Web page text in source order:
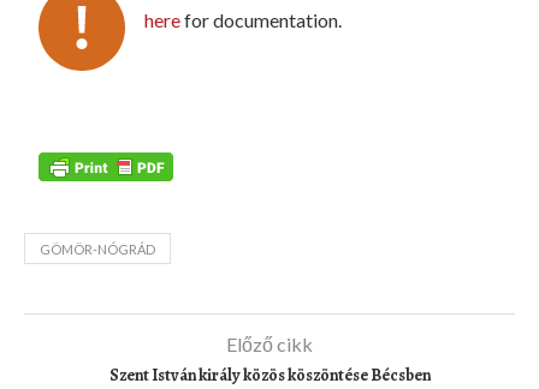
herefor documentation.
GÖMÖR-NÓGRÁD
Előző cikk
Szent István király közös köszöntése Bécsben